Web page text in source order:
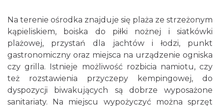
Na terenie ośrodka znajduje się plaża ze strzeżonym
kąpieliskiem, boiska do piłki nożnej i siatkówki
plażowej, przystań dla jachtów i łodzi, punkt
gastronomiczny oraz miejsca na urządzenie ogniska
czy grilla. Istnieje możliwość rozbicia namiotu, czy
też rozstawienia przyczepy kempingowej, do
dyspozycji biwakujących są dobrze wyposażone
sanitariaty. Na miejscu wypożyczyć można sprzęt